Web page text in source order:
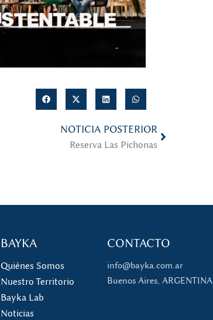
NOTICIA POSTERIOR
Reserva Las Pichonas
BAYKA
Quiénes Somos
Nuestro Territorio
Bayka Lab
Noticias
CONTACTO
info@bayka.com.ar
Buenos Aires, ARGENTINA